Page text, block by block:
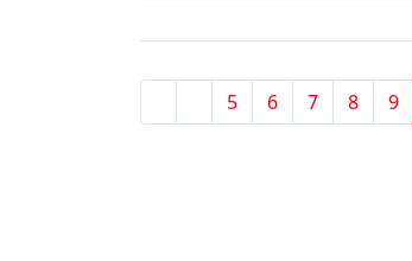
5 6 7 8 9